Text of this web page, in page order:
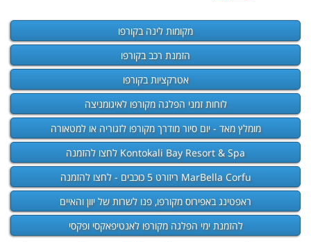
מקומות לינה בקורפו
הזמנת רכב בקורפו
אטרקציות בקורפו
לוחות זמני הפלגה מקורפו לאיגומניצה
מומלץ מאד - יום סיור מודרך מקורפו לזגוריה או למטאורה
Kontokali Bay Resort & Spa לחצו להזמנה
MarBella Corfu ריזורט 5 כוכבים - לחצו להזמנה
ראפטינג באפירוס מקורפו, פנו לשרות של יוון והאיים
להזמנת ימי הפלגה מקורפו לאנטיפאקסי ופקסי